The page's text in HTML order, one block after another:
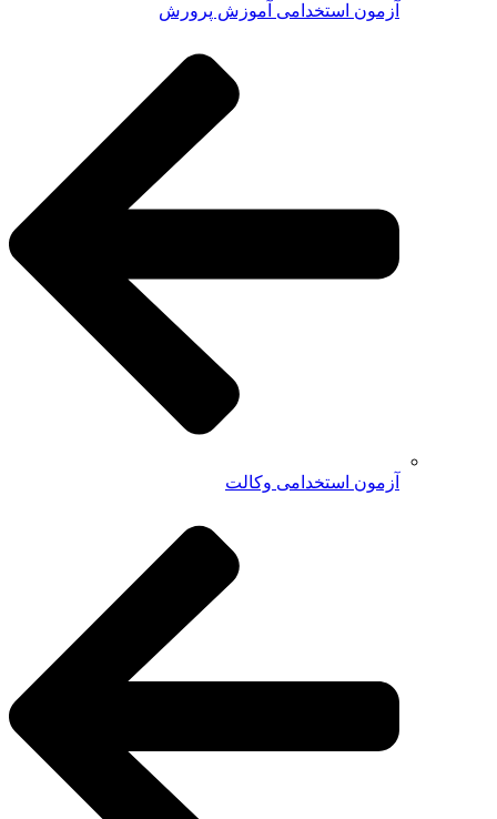
آزمون استخدامی آموزش پرورش
آزمون استخدامی وکالت